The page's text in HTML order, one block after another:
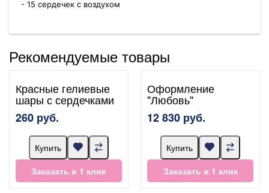
- 15 сердечек с воздухом
Рекомендуемые товары
Красные гелиевые
шары с сердечками
260 руб.
Купить
Заказать в 1 клик
Оформление
"Любовь"
12 830 руб.
Купить
Заказать в 1 клик